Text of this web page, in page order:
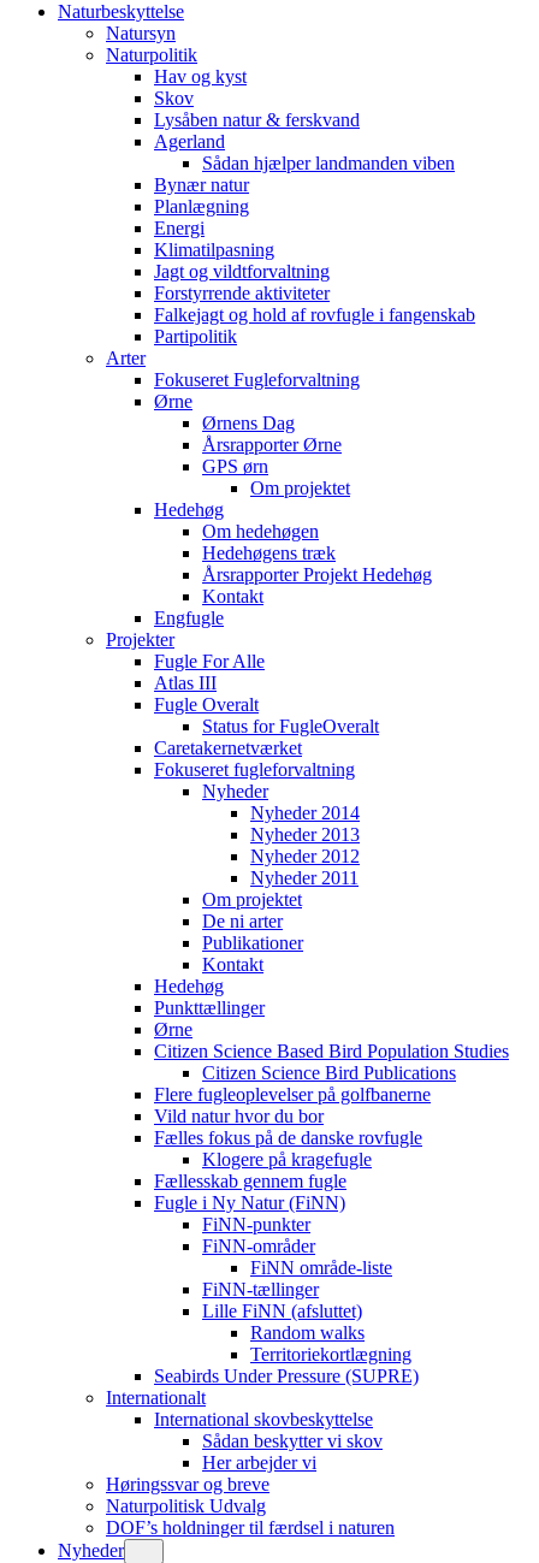
Naturbeskyttelse
Natursyn
Naturpolitik
Hav og kyst
Skov
Lysåben natur & ferskvand
Agerland
Sådan hjælper landmanden viben
Bynær natur
Planlægning
Energi
Klimatilpasning
Jagt og vildtforvaltning
Forstyrrende aktiviteter
Falkejagt og hold af rovfugle i fangenskab
Partipolitik
Arter
Fokuseret Fugleforvaltning
Ørne
Ørnens Dag
Årsrapporter Ørne
GPS ørn
Om projektet
Hedehøg
Om hedehøgen
Hedehøgens træk
Årsrapporter Projekt Hedehøg
Kontakt
Engfugle
Projekter
Fugle For Alle
Atlas III
Fugle Overalt
Status for FugleOveralt
Caretakernetværket
Fokuseret fugleforvaltning
Nyheder
Nyheder 2014
Nyheder 2013
Nyheder 2012
Nyheder 2011
Om projektet
De ni arter
Publikationer
Kontakt
Hedehøg
Punkttællinger
Ørne
Citizen Science Based Bird Population Studies
Citizen Science Bird Publications
Flere fugleoplevelser på golfbanerne
Vild natur hvor du bor
Fælles fokus på de danske rovfugle
Klogere på kragefugle
Fællesskab gennem fugle
Fugle i Ny Natur (FiNN)
FiNN-punkter
FiNN-områder
FiNN område-liste
FiNN-tællinger
Lille FiNN (afsluttet)
Random walks
Territoriekortlægning
Seabirds Under Pressure (SUPRE)
Internationalt
International skovbeskyttelse
Sådan beskytter vi skov
Her arbejder vi
Høringssvar og breve
Naturpolitisk Udvalg
DOF’s holdninger til færdsel i naturen
Nyheder